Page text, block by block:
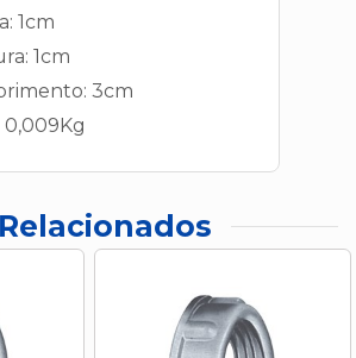
1cm
1cm
3cm
0,009Kg